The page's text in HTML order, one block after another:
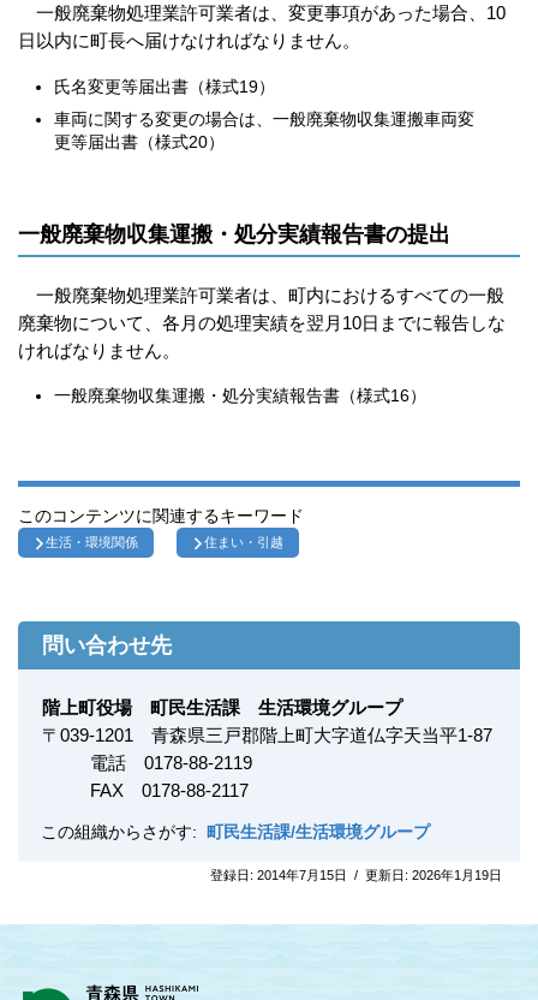
一般廃棄物処理業許可業者は、変更事項があった場合、10
日以内に町長へ届けなければなりません。
氏名変更等届出書（様式19）
車両に関する変更の場合は、一般廃棄物収集運搬車両変
更等届出書（様式20）
一般廃棄物収集運搬・処分実績報告書の提出
一般廃棄物処理業許可業者は、町内におけるすべての一般
廃棄物について、各月の処理実績を翌月10日までに報告しな
ければなりません。
一般廃棄物収集運搬・処分実績報告書（様式16）
このコンテンツに関連するキーワード
生活・環境関係 住まい・引越
問い合わせ先
階上町役場 町民生活課 生活環境グループ
〒 039-1201
青森県三戸郡階上町大字道仏字天当平1-87
電話 0178-88-2119
FAX 0178-88-2117
この組織からさがす: 町民生活課/生活環境グループ
登録日: 2014年7月15日 / 更新日: 2026年1月19日